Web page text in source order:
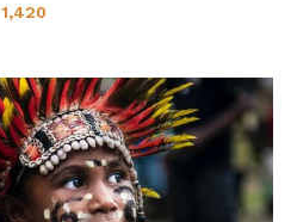
1,420